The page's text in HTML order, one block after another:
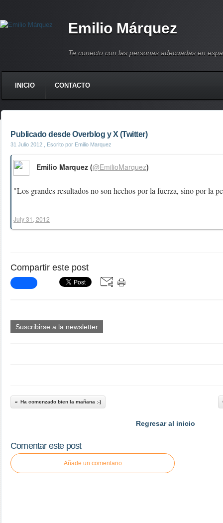
Emilio Márquez
Te conecto con las personas adecuadas en
INICIO CONTACTO
Publicado desde Overblog y X (Twitter)
31 Julio 2012 , Escrito por Emilio Marquez
"Los grandes resultados no son hechos por la fuerza, sino por la
Emilio Marquez (@EmilioMarquez)
July 31, 2012
Compartir este post
Suscribirse a la newsletter
Ha comenzado bien la mañana :-)
Regresar al inicio
Comentar este post
Añade un comentario